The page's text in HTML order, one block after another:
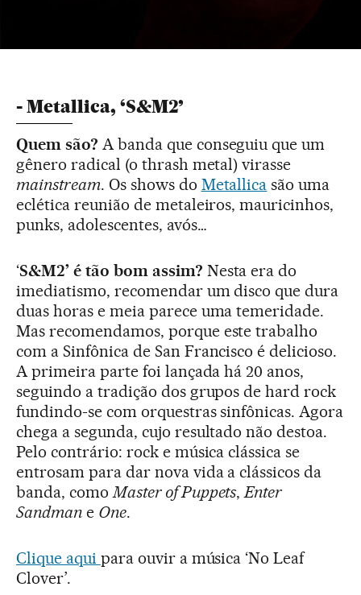
- Metallica, ‘S&M2’
Quem são? A banda que conseguiu que um
gênero radical (o thrash metal) virasse
mainstream. Os shows do Metallica são uma
eclética reunião de metaleiros, mauricinhos,
punks, adolescentes, avós…
‘S&M2’ é tão bom assim? Nesta era do
imediatismo, recomendar um disco que dura
duas horas e meia parece uma temeridade.
Mas recomendamos, porque este trabalho
com a Sinfônica de San Francisco é delicioso.
A primeira parte foi lançada há 20 anos,
seguindo a tradição dos grupos de hard rock
fundindo-se com orquestras sinfônicas. Agora
chega a segunda, cujo resultado não destoa.
Pelo contrário: rock e música clássica se
entrosam para dar nova vida a clássicos da
banda, comoMaster of Puppets,Enter
Sandmane One.
Clique aqui para ouvir a música ‘No Leaf
Clover’.